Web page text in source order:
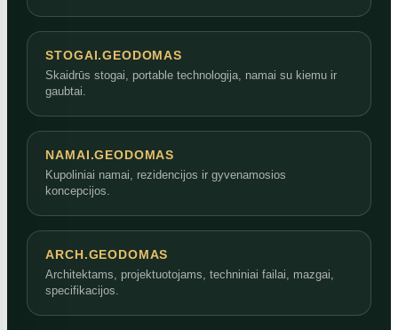
STOGAI.GEODOMAS
Skaidrūs stogai, portable technologija, namai su kiemu ir
gaubtai.
NAMAI.GEODOMAS
Kupoliniai namai, rezidencijos ir gyvenamosios
koncepcijos.
ARCH.GEODOMAS
Architektams, projektuotojams, techniniai failai, mazgai,
specifikacijos.